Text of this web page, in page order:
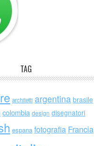
TAG
architetti argentina brasile
colombia design disegnatori
espana fotografia Francia